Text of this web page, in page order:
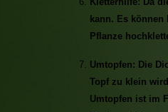
kann. Es
Pflanze
Umtopfen: Die
Topf zu klein
Umtopfen ist im